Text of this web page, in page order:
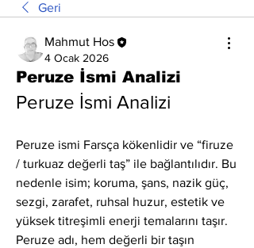
Geri
Mahmut Hos
4 Ocak 2026
Peruze İsmi Analizi
Peruze İsmi Analizi
Peruze ismi Farsça kökenlidir ve “firuze
/ turkuaz değerli taş” ile bağlantılıdır. Bu
nedenle isim; koruma, şans, nazik güç,
sezgi, zarafet, ruhsal huzur, estetik ve
yüksek titreşimli enerji temalarını taşır.
Peruze adı, hem değerli bir taşın